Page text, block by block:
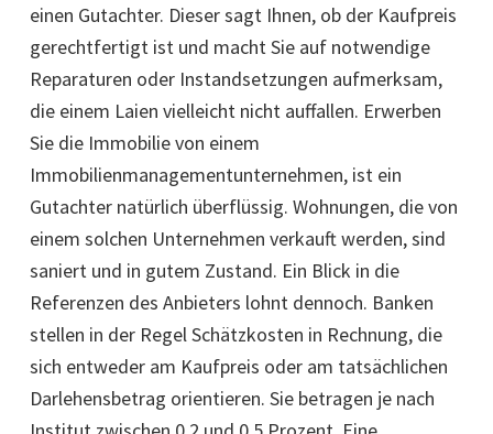
einen Gutachter. Dieser sagt Ihnen, ob der Kaufpreis
gerechtfertigt ist und macht Sie auf notwendige
Reparaturen oder Instandsetzungen aufmerksam,
die einem Laien vielleicht nicht auffallen. Erwerben
Sie die Immobilie von einem
Immobilienmanagementunternehmen, ist ein
Gutachter natürlich überflüssig. Wohnungen, die von
einem solchen Unternehmen verkauft werden, sind
saniert und in gutem Zustand. Ein Blick in die
Referenzen des Anbieters lohnt dennoch. Banken
stellen in der Regel Schätzkosten in Rechnung, die
sich entweder am Kaufpreis oder am tatsächlichen
Darlehensbetrag orientieren. Sie betragen je nach